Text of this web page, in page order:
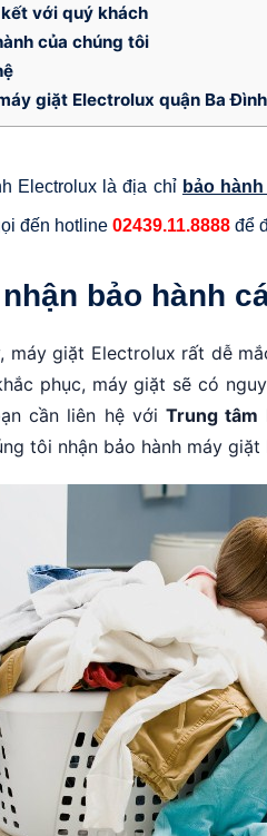
với quý khách
của chúng tôi
giặt Electrolux quận Ba Đình
Electrolux là địa chỉ bảo
đến hotline 02439.11.8888 để
bảo hành
máy giặt Electrolux rất dễ
phục, máy giặt sẽ có
cần liên hệ vớiTrung tâm
tôi nhận bảo hành máy